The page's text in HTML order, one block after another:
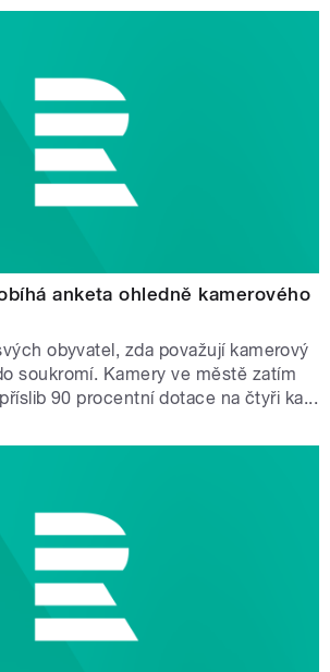
anketa ohledně kamerového
obyvatel, zda považují kamerový
soukromí. Kamery ve městě zatím
90 procentní dotace na čtyři ka...